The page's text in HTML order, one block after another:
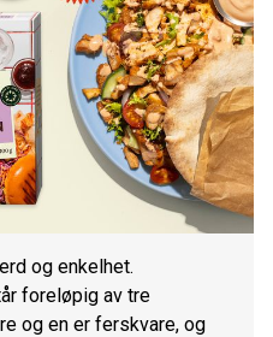
og enkelhet.
foreløpig av tre
og en er ferskvare, og